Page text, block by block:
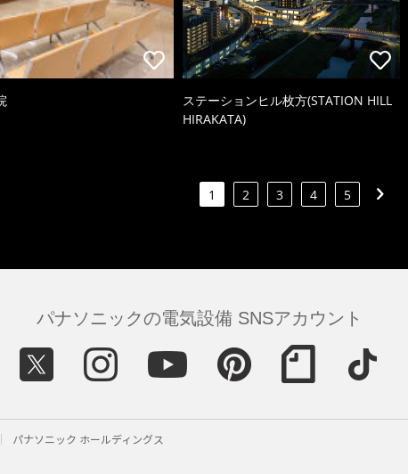
ステーションヒル枚方(STATION HILL
HIRAKATA)
1 2 3 4 5
パナソニックの電気設備 SNSアカウント
パナソニック ホールディングス